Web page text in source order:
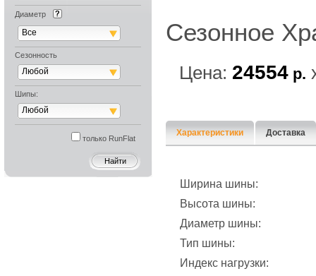
Диаметр
Все
Сезонность
Любой
Шипы:
Любой
только RunFlat
Сезонное
Цена: 24554 р.
Характеристики Доставка
Ширина шины:
Высота шины:
Диаметр шины:
Тип шины:
Индекс нагрузки: